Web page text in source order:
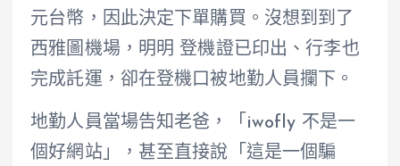
元台幣，因此決定下單購買。沒想到到了
西雅圖機場，明明 登機證已印出、行李也
完成託運，卻在登機口被地勤人員攔下。
地勤人員當場告知老爸，「iwofly 不是一
個好網站」，甚至直接說「這是一個騙